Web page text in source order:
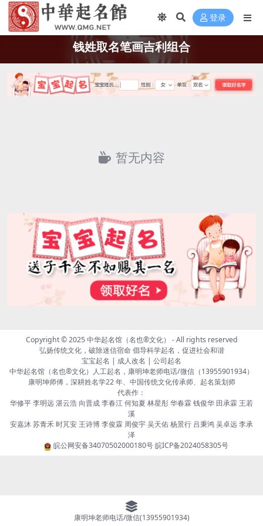
登录
钱姓取名笔画吉利组合
暂无内容
Copyright © 2025中华起名馆（名也®文化） - All rights reserved
弘扬传统文化，破除迷信宿命 倡导科学起名，促进社会和谐
宝宝起名 | 成人改名 | 公司起名
中华起名馆（名也®文化）人工起名，康明坤老师电话/微信（13955901934）
康明坤师傅，深耕姓名学22 年、中国传统文化传承师、起名策划师
代表作：
华修平 李明远 湛云浩 向晋成 李春江 何知夏 林星彤 华春霖 钱俊华 田承霖 王若
溪
安嘉沐 苏青禾 时芃安 王诗博 李俊霖 周俊宇 吴天佑 杨景行 吕秉鸿 吴卓远 李承
泽
皖公网安备34070502000180号皖ICP备2024058305号
康明坤老师电话/微信(13955901934)